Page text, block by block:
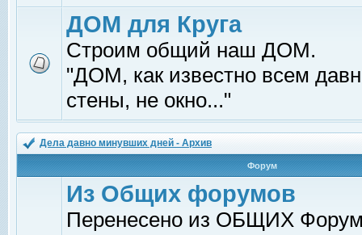
ДОМ для Круга
Строим общий наш ДОМ.
"ДОМ, как известно всем
стены, не окно..."
Дела давно минувших дней - Архив
Форум
Из Общих форумов
Перенесено из ОБЩИХ